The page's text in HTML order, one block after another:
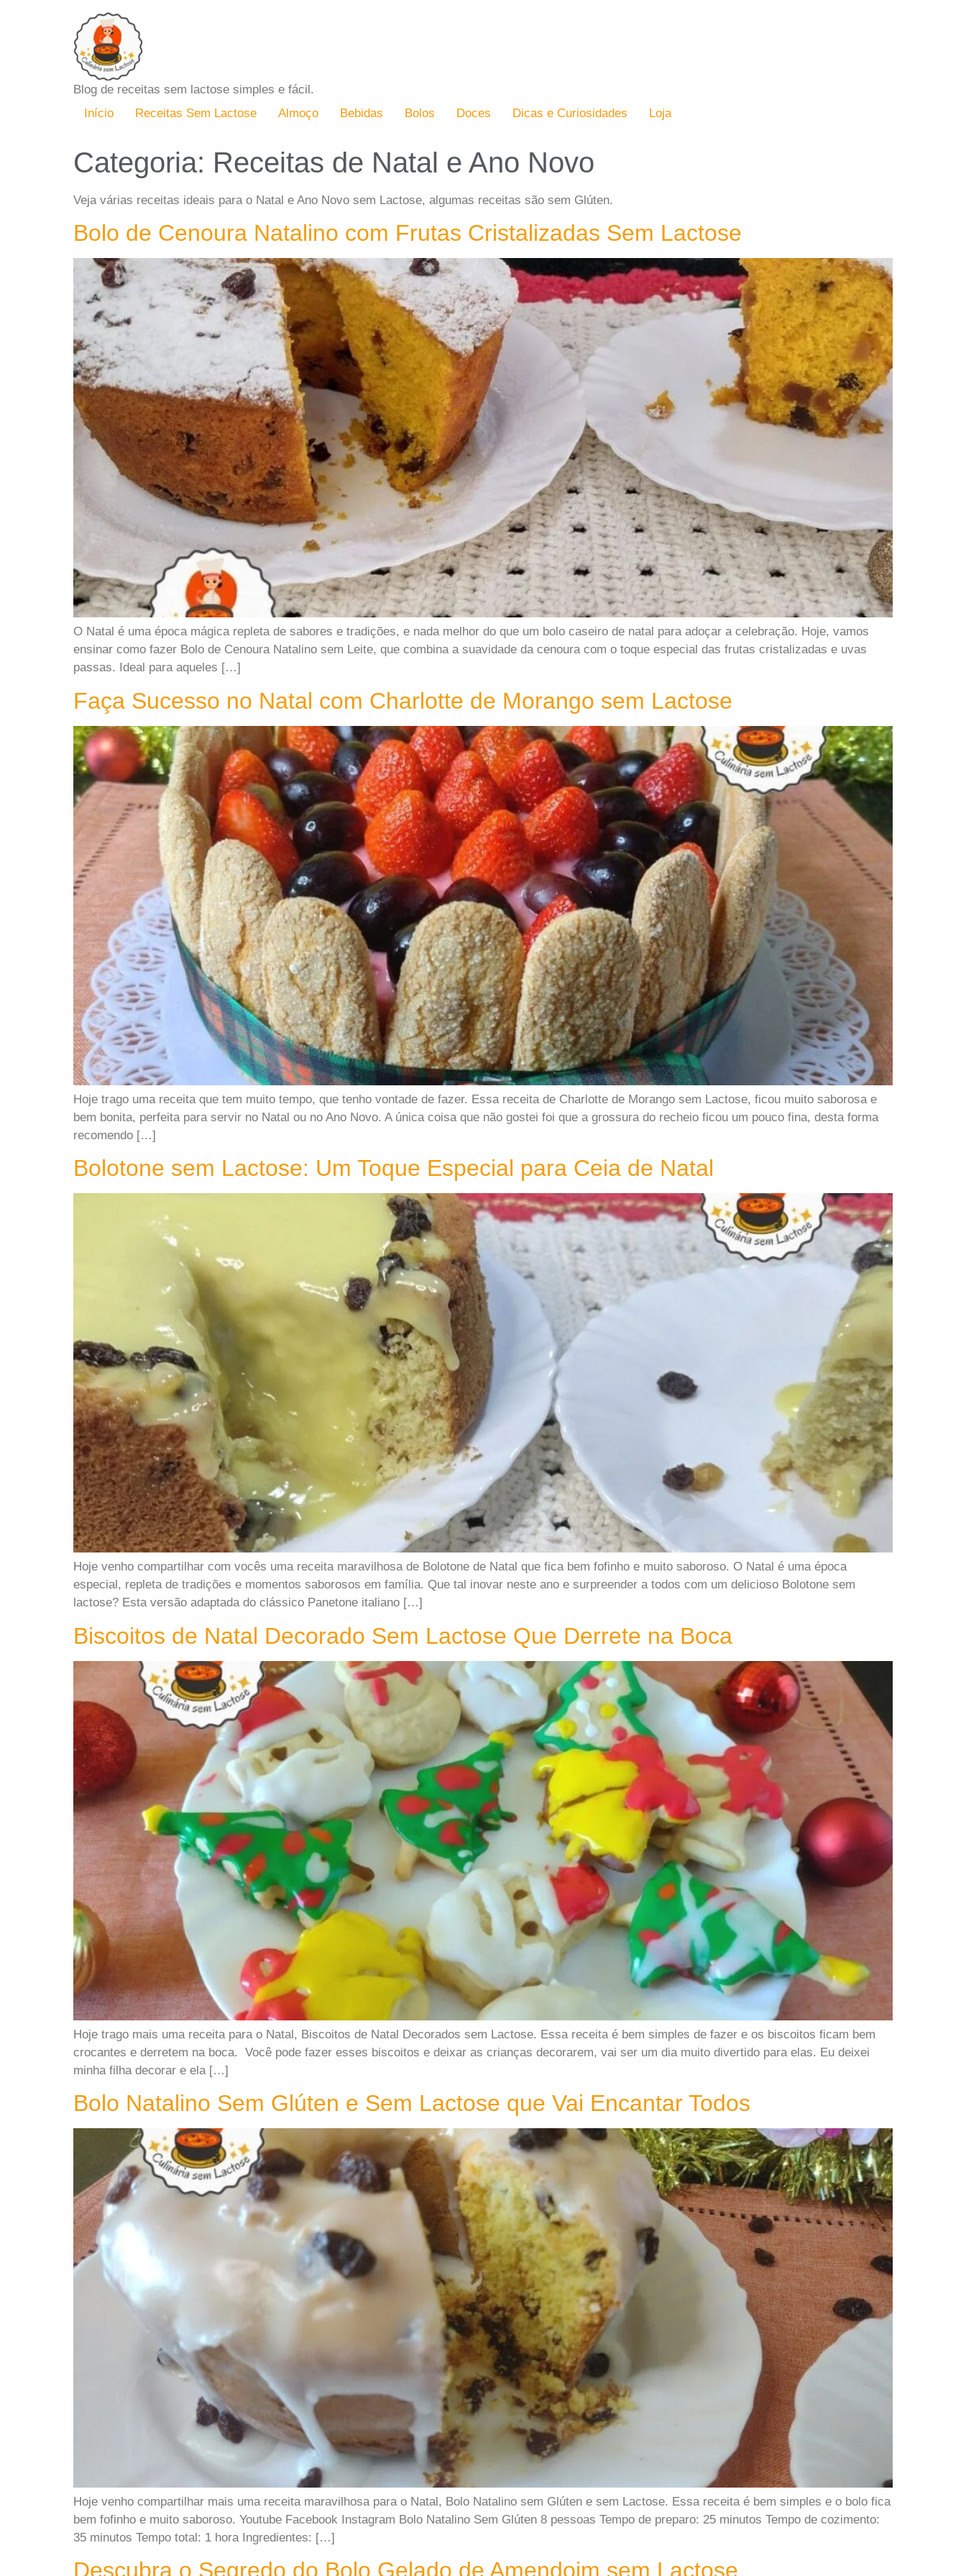
Blog de receitas sem lactose simples e fácil.
Início
Receitas Sem Lactose Almoço Bebidas Bolos Doces Dicas e Curiosidades Loja
Categoria: Receitas de Natal e Ano Novo
Veja várias receitas ideais para o Natal e Ano Novo sem Lactose, algumas receitas são sem Glúten.
Bolo de Cenoura Natalino com Frutas Cristalizadas Sem Lactose
O Natal é uma época mágica repleta de sabores e tradições, e nada melhor do que um bolo caseiro de natal para adoçar a celebração. Hoje, vamos
ensinar como fazer Bolo de Cenoura Natalino sem Leite, que combina a suavidade da cenoura com o toque especial das frutas cristalizadas e uvas
passas. Ideal para aqueles […]
Faça Sucesso no Natal com Charlotte de Morango sem Lactose
Hoje trago uma receita que tem muito tempo, que tenho vontade de fazer. Essa receita de Charlotte de Morango sem Lactose, ficou muito saborosa e
bem bonita, perfeita para servir no Natal ou no Ano Novo. A única coisa que não gostei foi que a grossura do recheio ficou um pouco fina, desta forma
recomendo […]
Bolotone sem Lactose: Um Toque Especial para Ceia de Natal
Hoje venho compartilhar com vocês uma receita maravilhosa de Bolotone de Natal que fica bem fofinho e muito saboroso. O Natal é uma época
especial, repleta de tradições e momentos saborosos em família. Que tal inovar neste ano e surpreender a todos com um delicioso Bolotone sem
lactose? Esta versão adaptada do clássico Panetone italiano […]
Biscoitos de Natal Decorado Sem Lactose Que Derrete na Boca
Hoje trago mais uma receita para o Natal, Biscoitos de Natal Decorados sem Lactose. Essa receita é bem simples de fazer e os biscoitos ficam bem
crocantes e derretem na boca. Você pode fazer esses biscoitos e deixar as crianças decorarem, vai ser um dia muito divertido para elas. Eu deixei
minha filha decorar e ela […]
Bolo Natalino Sem Glúten e Sem Lactose que Vai Encantar Todos
Hoje venho compartilhar mais uma receita maravilhosa para o Natal, Bolo Natalino sem Glúten e sem Lactose. Essa receita é bem simples e o bolo fica
bem fofinho e muito saboroso. Youtube Facebook Instagram Bolo Natalino Sem Glúten 8 pessoas Tempo de preparo: 25 minutos Tempo de cozimento:
35 minutos Tempo total: 1 hora Ingredientes: […]
Descubra o Segredo do Bolo Gelado de Amendoim sem Lactose